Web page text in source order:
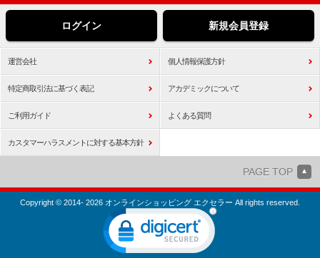
ログイン 新規会員登録
運営会社 個人情報保護方針
特定商取引法に基づく表記 アカデミックについて
ご利用ガイド よくある質問
カスタマーハラスメントに対する基本方針
PAGE TOP
Copyright © 2014- 2026 オンラインショッピング エクセラー All rights reserved.